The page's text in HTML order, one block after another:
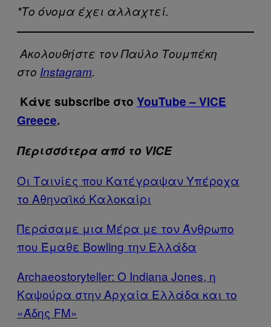
*Το όνομα έχει αλλαχτεί.
Ακολουθήστε τον Παύλο Τουμπέκη
στο Instagram.
Κάνε subscribe στο YouTube – VICE
Greece.
Περισσότερα από το VICE
Οι Ταινίες που Κατέγραψαν Υπέροχα
το Αθηναϊκό Καλοκαίρι
Περάσαμε μια Μέρα με τον Άνθρωπο
που Έμαθε Bowling την Ελλάδα
Archaeostoryteller: O Indiana Jones, η
Καψούρα στην Αρχαία Ελλάδα και το
«Άδης FM»